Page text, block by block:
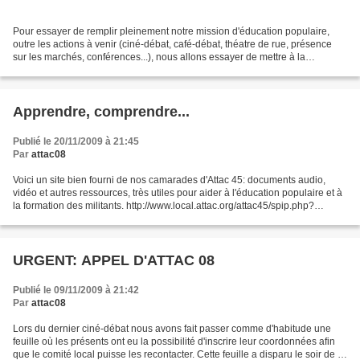
Pour essayer de remplir pleinement notre mission d'éducation populaire,
outre les actions à venir (ciné-débat, café-débat, théatre de rue, présence
sur les marchés, conférences...), nous allons essayer de mettre à la
Apprendre, comprendre...
Publié le 20/11/2009 à 21:45
Par attac08
Voici un site bien fourni de nos camarades d'Attac 45: documents audio,
vidéo et autres ressources, très utiles pour aider à l'éducation populaire et à
la formation des militants. http://www.local.attac.org/attac45/spip.php?
URGENT: APPEL D'ATTAC 08
Publié le 09/11/2009 à 21:42
Par attac08
Lors du dernier ciné-débat nous avons fait passer comme d'habitude une
feuille où les présents ont eu la possibilité d'inscrire leur coordonnées afin
que le comité local puisse les recontacter. Cette feuille a disparu le soir de la